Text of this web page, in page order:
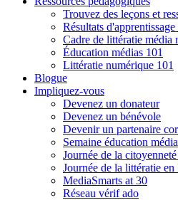
Trouvez des leçons et
Résultats
Cadre de littératie média
Éducation médias 101
Littératie numérique 101
Blogue
Impliquez-vous
Devenez un donateur
Devenez un bénévole
Devenir un partenaire
Semaine éducation
Journée de la
Journée de la littératie
MediaSmarts at 30
Réseau vérif ado